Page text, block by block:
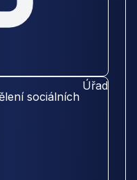
sociálních
Úřad